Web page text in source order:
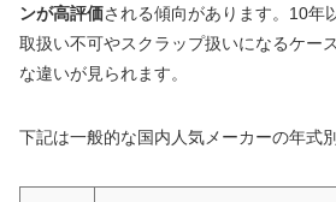
ンが高評価される傾向があります。10年
取扱い不可やスクラップ扱いになるケー
な違いが見られます。
下記は一般的な国内人気メーカーの年式